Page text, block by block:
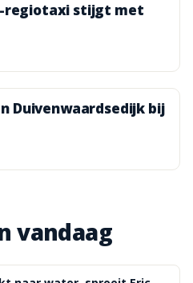
regiotaxi stijgt met
Duivenwaardsedijk bij
vandaag